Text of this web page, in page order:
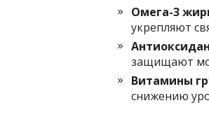
Омега-3
укрепляют
защищают
Витамины
снижению